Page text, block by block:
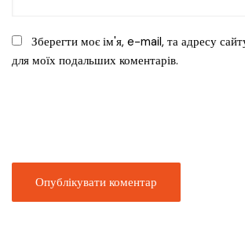
Зберегти моє ім'я, e-mail, та адресу
для моїх подальших коментарів.